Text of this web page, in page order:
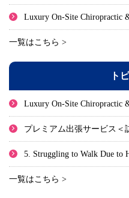
Luxury On-Site Chiropractic
一覧はこちら >
ト
Luxury On-Site Chiropractic
プレミアム出張サービス＜
5. Struggling to Walk Due to
一覧はこちら >